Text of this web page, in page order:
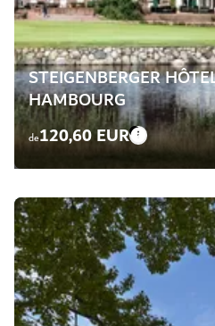
STEIGENBERGER
HAMBOURG
de120,60 EUR